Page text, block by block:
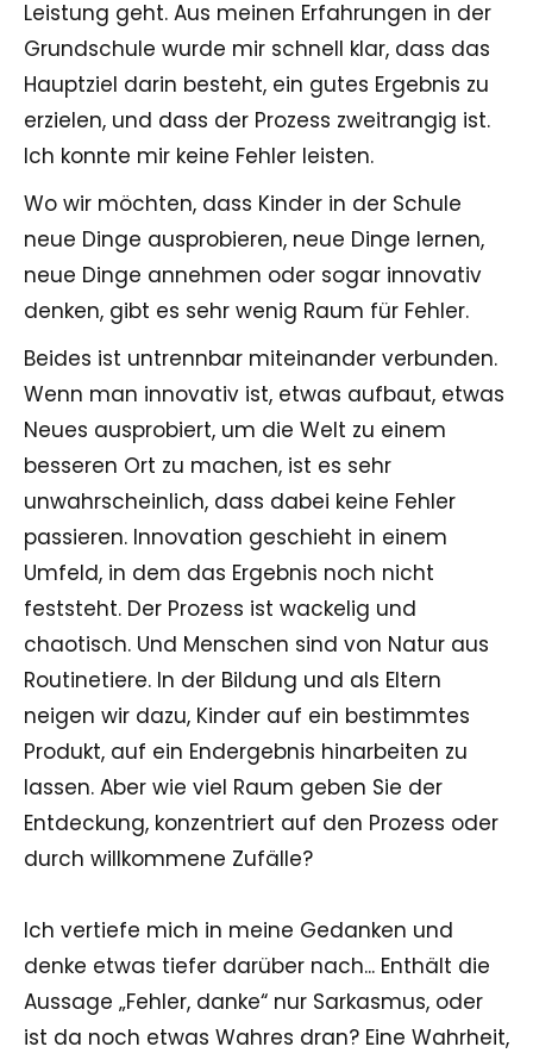
Leistung geht. Aus meinen Erfahrungen in der
Grundschule wurde mir schnell klar, dass das
Hauptziel darin besteht, ein gutes Ergebnis zu
erzielen, und dass der Prozess zweitrangig ist.
Ich konnte mir keine Fehler leisten.
Wo wir möchten, dass Kinder in der Schule
neue Dinge ausprobieren, neue Dinge lernen,
neue Dinge annehmen oder sogar innovativ
denken, gibt es sehr wenig Raum für Fehler.
Beides ist untrennbar miteinander verbunden.
Wenn man innovativ ist, etwas aufbaut, etwas
Neues ausprobiert, um die Welt zu einem
besseren Ort zu machen, ist es sehr
unwahrscheinlich, dass dabei keine Fehler
passieren. Innovation geschieht in einem
Umfeld, in dem das Ergebnis noch nicht
feststeht. Der Prozess ist wackelig und
chaotisch. Und Menschen sind von Natur aus
Routinetiere. In der Bildung und als Eltern
neigen wir dazu, Kinder auf ein bestimmtes
Produkt, auf ein Endergebnis hinarbeiten zu
lassen. Aber wie viel Raum geben Sie der
Entdeckung, konzentriert auf den Prozess oder
durch willkommene Zufälle?
Ich vertiefe mich in meine Gedanken und
denke etwas tiefer darüber nach... Enthält die
Aussage „Fehler, danke“ nur Sarkasmus, oder
ist da noch etwas Wahres dran? Eine Wahrheit,